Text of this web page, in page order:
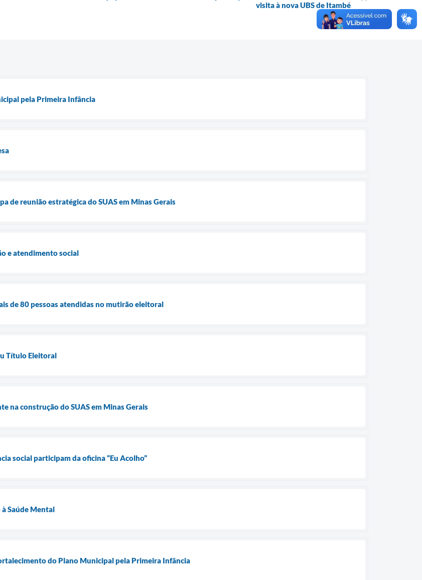
visita à nova UBS de Itambé
pela Primeira Infância
de reunião estratégica do SUAS em Minas Gerais
e atendimento social
de 80 pessoas atendidas no mutirão eleitoral
Título Eleitoral
na construção do SUAS em Minas Gerais
social participam da oficina “Eu Acolho”
Saúde Mental
do Plano Municipal pela Primeira Infância